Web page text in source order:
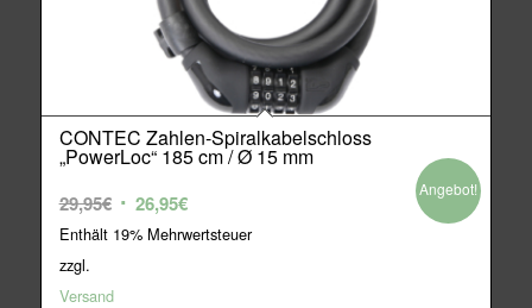
CONTEC Zahlen-Spiralkabelschloss
„PowerLoc“ 185 cm / Ø 15 mm
29,95€ Ursprünglicher
Preis
26,95€Aktueller
Preis
Enthält 19% Mehrwertsteuer
zzgl.
Versand
Angebot!